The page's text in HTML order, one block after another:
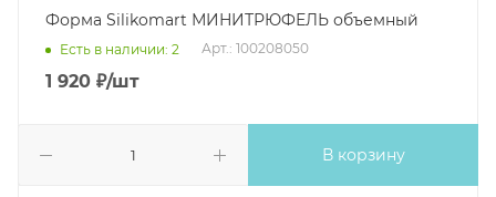
Форма Silikomart МИНИТРЮФЕЛЬ объемный
Есть в наличии: 2 Арт.: 100208050
1 920 ₽/шт
В корзину